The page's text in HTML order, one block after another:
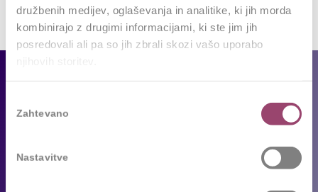
družbenih medijev, oglaševanja in analitike, ki jih morda
kombinirajo z drugimi informacijami, ki ste jim jih
posredovali ali pa so jih zbrali skozi vašo uporabo
soglasja
Zahtevano
Nastavitve
Za podjetja
Naše storitve
Sledimo trendom